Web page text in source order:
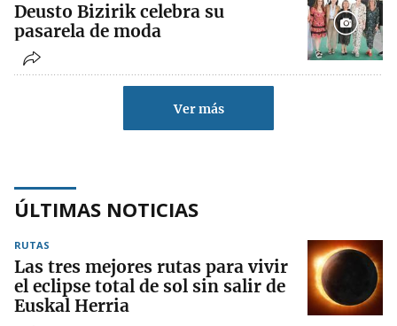
Deusto Bizirik celebra su
pasarela de moda
Ver más
ÚLTIMAS NOTICIAS
RUTAS
Las tres mejores rutas para vivir
el eclipse total de sol sin salir de
Euskal Herria